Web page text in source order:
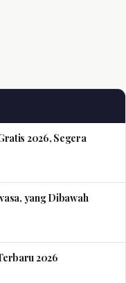
2026, Segera
yang Dibawah
2026